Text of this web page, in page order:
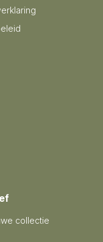
collectie